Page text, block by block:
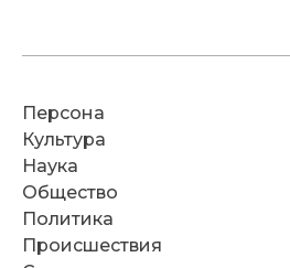
Персона
Культура
Наука
Общество
Политика
Происшествия